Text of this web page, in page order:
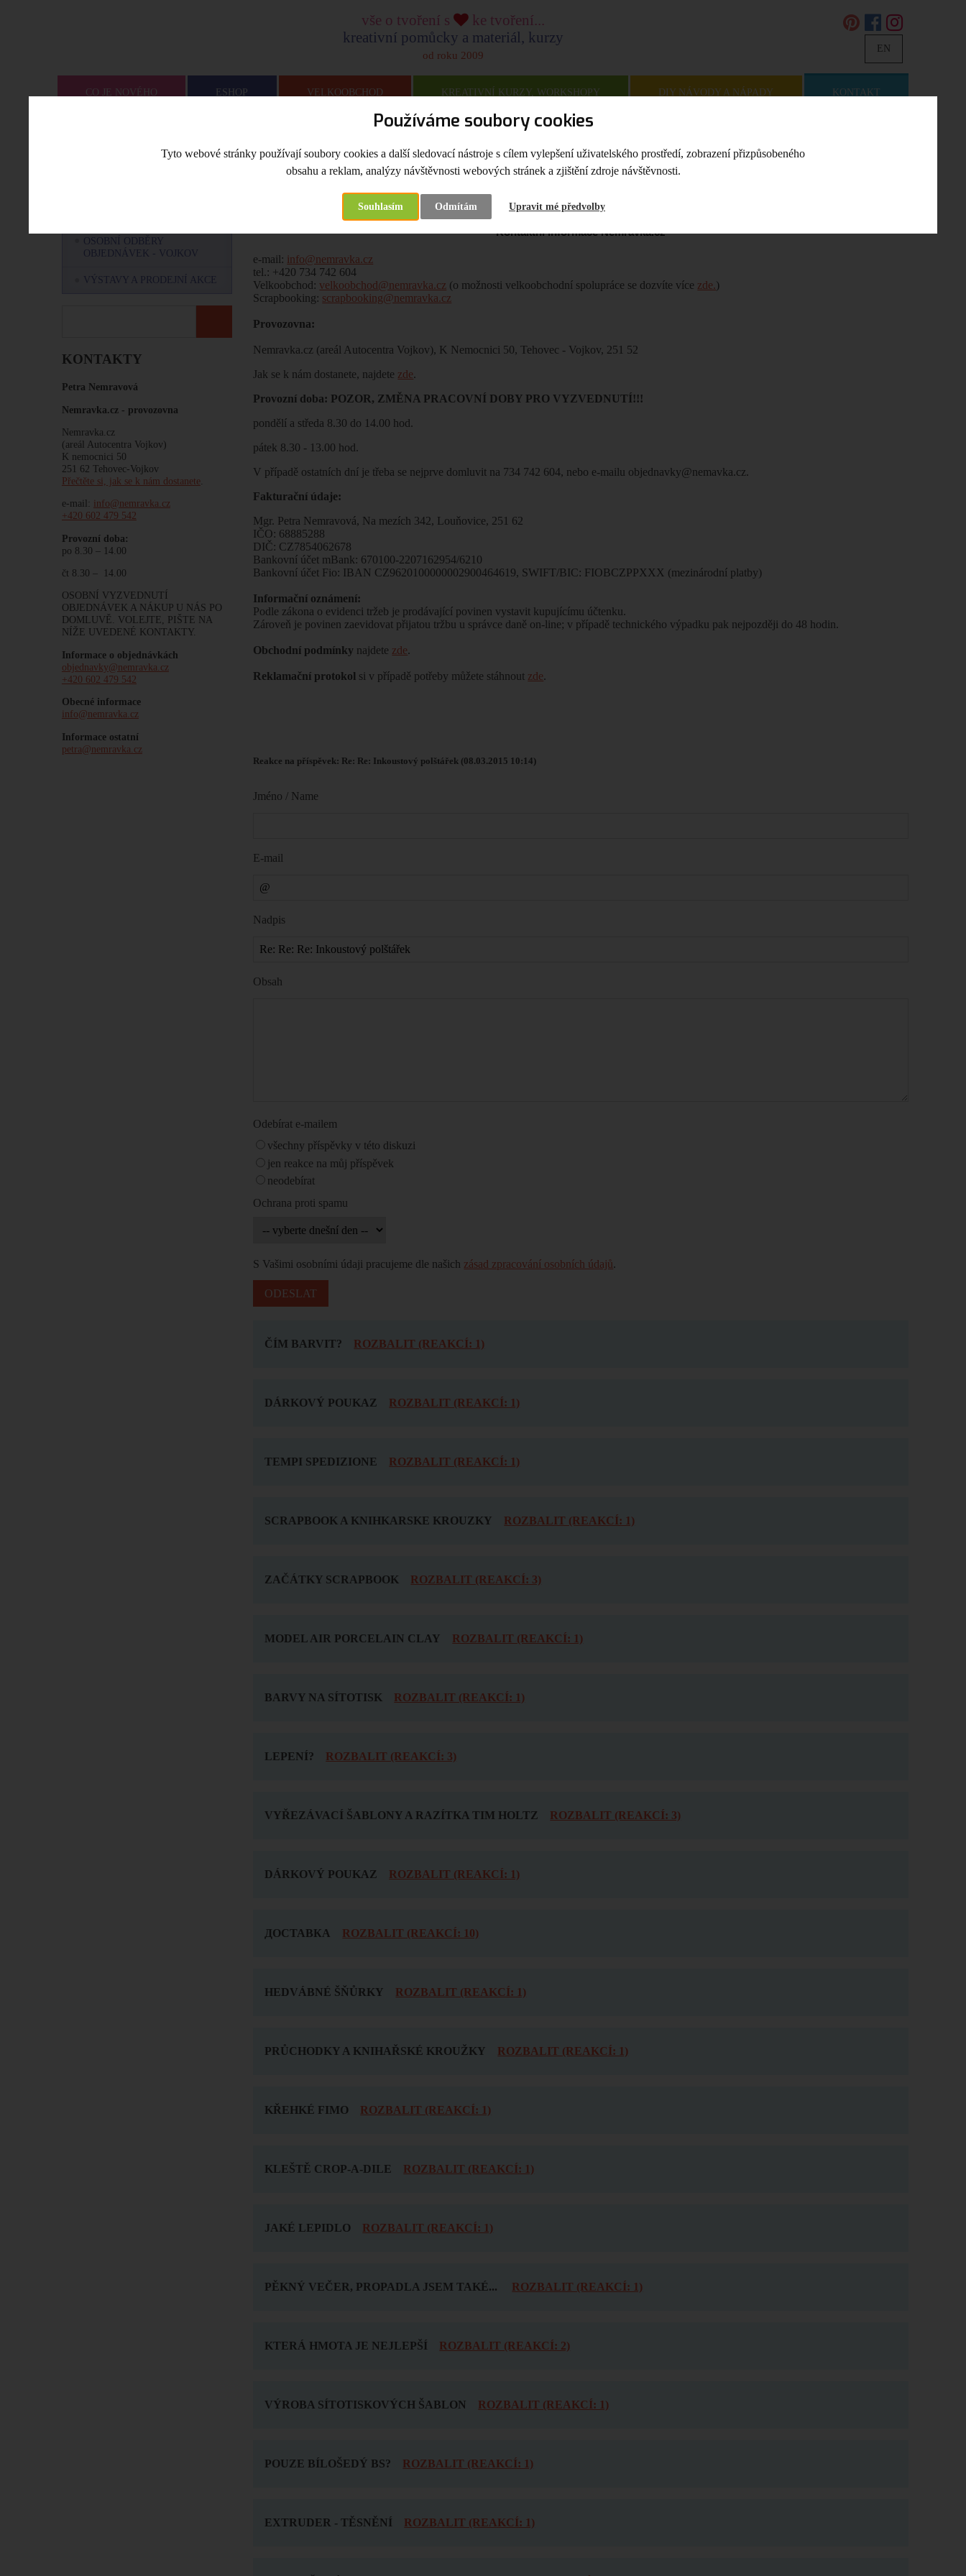
Používáme soubory cookies
Tyto webové stránky používají soubory cookies a další sledovací nástroje s cílem vylepšení uživatelského prostředí, zobrazení přizpůsobeného
obsahu a reklam, analýzy návštěvnosti webových stránek a zjištění zdroje návštěvnosti.
Souhlasím Odmítám Upravit mé předvolby
vše o tvoření s
ke tvoření...
kreativní pomůcky a materiál, kurzy
od roku 2009
EN
CO JE NOVÉHO ESHOP VELKOOBCHOD KREATIVNÍ KURZY, WORKSHOPY DIY NÁVODY A NÁPADY KONTAKT
OSOBNÍ ODBĚRY
OBJEDNÁVEK - VOJKOV
VÝSTAVY A PRODEJNÍ AKCE
KONTAKTY
Petra Nemravová
Nemravka.cz - provozovna
Nemravka.cz
(areál Autocentra Vojkov)
K nemocnici 50
251 62 Tehovec-Vojkov
Přečtěte si, jak se k nám dostanete.
e-mail: info@nemravka.cz
+420 602 479 542
Provozní doba:
po 8.30 – 14.00
čt 8.30 – 14.00
OSOBNÍ VYZVEDNUTÍ
OBJEDNÁVEK A NÁKUP U NÁS PO
DOMLUVĚ. VOLEJTE, PIŠTE NA
NÍŽE UVEDENÉ KONTAKTY.
Informace o objednávkách
objednavky@nemravka.cz
+420 602 479 542
Obecné informace
info@nemravka.cz
Informace ostatní
petra@nemravka.cz
Kontaktní informace Nemravka.cz
e-mail: info@nemravka.cz
tel.: +420 734 742 604
Velkoobchod: velkoobchod@nemravka.cz (o možnosti velkoobchodní spolupráce se dozvíte více zde.)
Scrapbooking: scrapbooking@nemravka.cz
Provozovna:
Nemravka.cz (areál Autocentra Vojkov), K Nemocnici 50, Tehovec - Vojkov, 251 52
Jak se k nám dostanete, najdete zde.
Provozní doba: POZOR, ZMĚNA PRACOVNÍ DOBY PRO VYZVEDNUTÍ!!!
pondělí a středa 8.30 do 14.00 hod.
pátek 8.30 - 13.00 hod.
V případě ostatních dní je třeba se nejprve domluvit na 734 742 604, nebo e-mailu objednavky@nemavka.cz.
Fakturační údaje:
Mgr. Petra Nemravová, Na mezích 342, Louňovice, 251 62
IČO: 68885288
DIČ: CZ7854062678
Bankovní účet mBank: 670100-2207162954/6210
Bankovní účet Fio: IBAN CZ9620100000002900464619, SWIFT/BIC: FIOBCZPPXXX (mezinárodní platby)
Informační oznámení:
Podle zákona o evidenci tržeb je prodávající povinen vystavit kupujícímu účtenku.
Zároveň je povinen zaevidovat přijatou tržbu u správce daně on-line; v případě technického výpadku pak nejpozději do 48 hodin.
Obchodní podmínky najdete zde.
Reklamační protokol si v případě potřeby můžete stáhnout zde.
Reakce na příspěvek: Re: Re: Inkoustový polštářek (08.03.2015 10:14)
Jméno / Name
E-mail
Nadpis
Obsah
Odebírat e-mailem
všechny příspěvky v této diskuzi
jen reakce na můj příspěvek
neodebírat
Ochrana proti spamu
S Vašimi osobními údaji pracujeme dle našich zásad zpracování osobních údajů.
ČÍM BARVIT? ROZBALIT (REAKCÍ: 1)
DÁRKOVÝ POUKAZ ROZBALIT (REAKCÍ: 1)
TEMPI SPEDIZIONE ROZBALIT (REAKCÍ: 1)
SCRAPBOOK A KNIHKARSKE KROUZKY ROZBALIT (REAKCÍ: 1)
ZAČÁTKY SCRAPBOOK ROZBALIT (REAKCÍ: 3)
MODEL AIR PORCELAIN CLAY ROZBALIT (REAKCÍ: 1)
BARVY NA SÍTOTISK ROZBALIT (REAKCÍ: 1)
LEPENÍ? ROZBALIT (REAKCÍ: 3)
VYŘEZÁVACÍ ŠABLONY A RAZÍTKA TIM HOLTZ ROZBALIT (REAKCÍ: 3)
DÁRKOVÝ POUKAZ ROZBALIT (REAKCÍ: 1)
ДОСТАВКА ROZBALIT (REAKCÍ: 10)
HEDVÁBNÉ ŠŇŮRKY ROZBALIT (REAKCÍ: 1)
PRŮCHODKY A KNIHAŘSKÉ KROUŽKY ROZBALIT (REAKCÍ: 1)
KŘEHKÉ FIMO ROZBALIT (REAKCÍ: 1)
KLEŠTĚ CROP-A-DILE ROZBALIT (REAKCÍ: 1)
JAKÉ LEPIDLO ROZBALIT (REAKCÍ: 1)
PĚKNÝ VEČER, PROPADLA JSEM TAKÉ... ROZBALIT (REAKCÍ: 1)
KTERÁ HMOTA JE NEJLEPŠÍ ROZBALIT (REAKCÍ: 2)
VÝROBA SÍTOTISKOVÝCH ŠABLON ROZBALIT (REAKCÍ: 1)
POUZE BÍLOŠEDÝ BS? ROZBALIT (REAKCÍ: 1)
EXTRUDER - TĚSNĚNÍ ROZBALIT (REAKCÍ: 1)